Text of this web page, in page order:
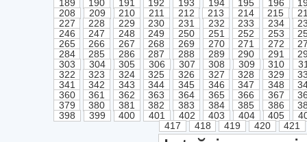
189
190 191 192 193 194 195 196
208
209 210 211 212 213 214 215
227
228 229 230 231 232 233 234
246
247 248 249 250 251 252 253
265
266 267 268 269 270 271 272
284
285 286 287 288 289 290 291
303
304 305 306 307 308 309 310
322
323 324 325 326 327 328 329
341
342 343 344 345 346 347 348
360
361 362 363 364 365 366 367
379
380 381 382 383 384 385 386
398
399 400 401 402 403 404 405
417
418 419 420 421